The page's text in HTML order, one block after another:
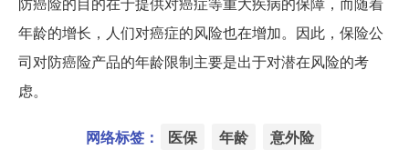
年龄的增长，人们对癌症的风险也在增加。因此，保险公
司对防癌险产品的年龄限制主要是出于对潜在风险的考
虑。
网络标签： 医保 年龄 意外险